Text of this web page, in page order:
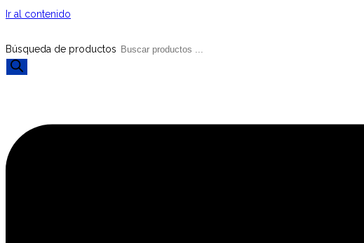
Ir al contenido
Búsqueda de productos